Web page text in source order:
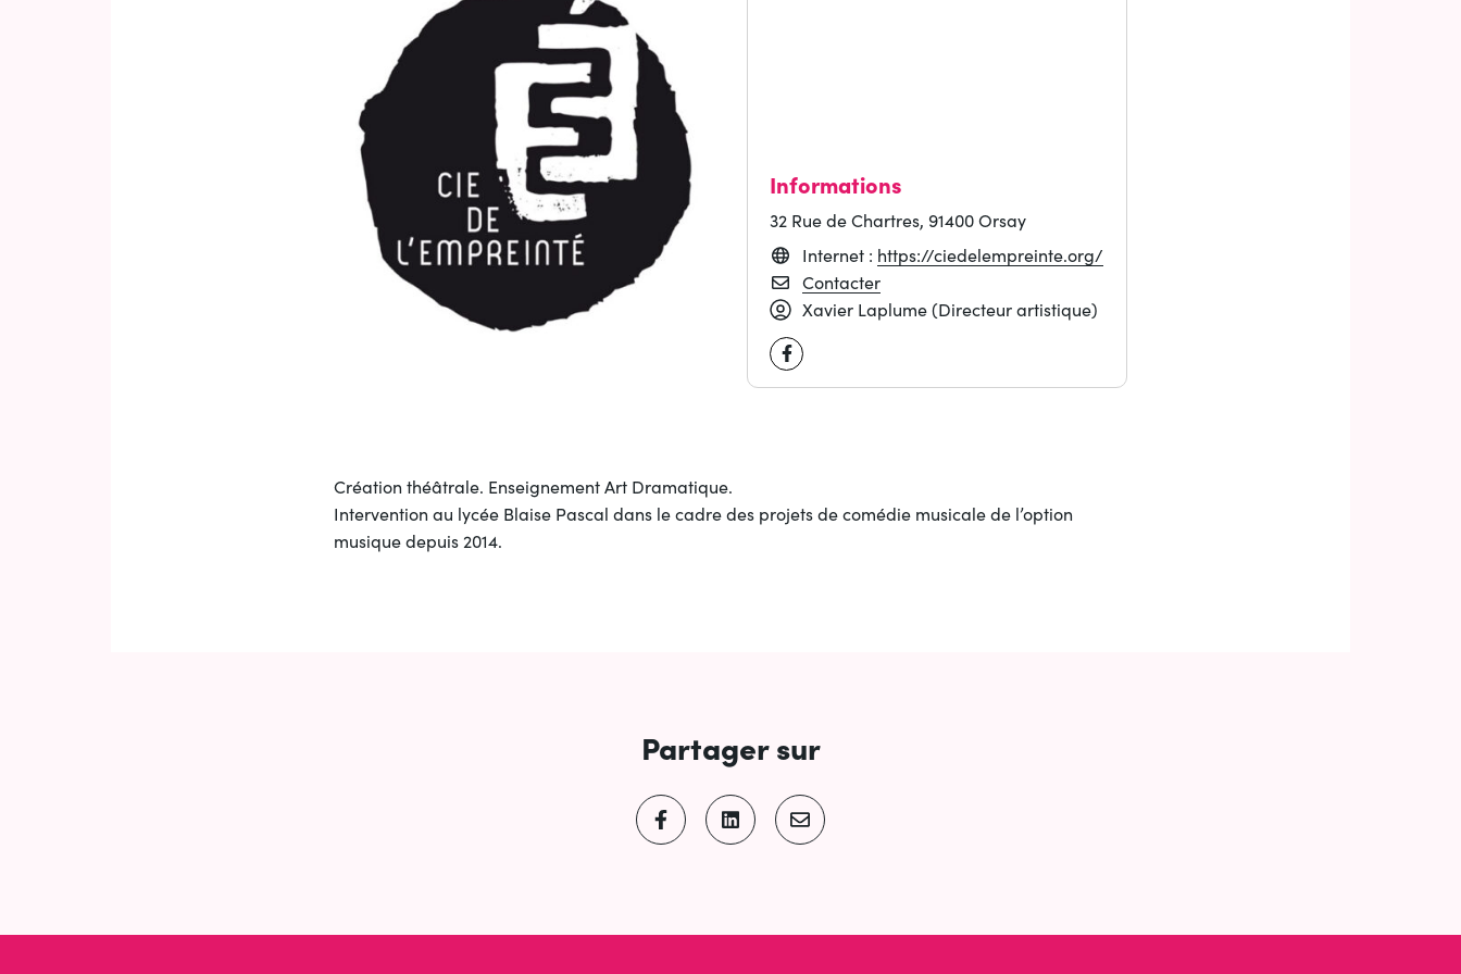
Informations
32 Rue de Chartres, 91400 Orsay
Internet : https://ciedelempreinte.org/
Contacter
Xavier Laplume (Directeur artistique)
Facebook
Création théâtrale. Enseignement Art Dramatique.
Intervention au lycée Blaise Pascal dans le cadre des projets de comédie musicale de l’option
musique depuis 2014.
Partager sur
PARTAGER SUR FACEBOOK
(OUVERTURE DANS UN NOUVEL ONGLET)
PARTAGER SUR LINKEDIN
(OUVERTURE DANS UN NOUVEL ONGLET)
PARTAGER PAR E-MAIL
(OUVERTURE DANS UN NOUVEL ONGLET)